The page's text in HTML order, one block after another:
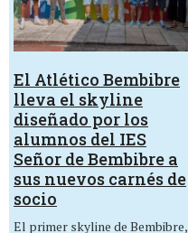
El Atlético Bembibre
lleva el skyline
diseñado por los
alumnos del IES
Señor de Bembibre a
sus nuevos carnés de
socio
El primer skyline de Bembibre,